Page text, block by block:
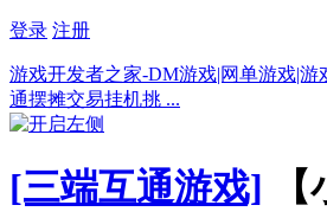
登录 注册
游戏开发者之家-DM游戏|网单游戏|
通摆摊交易挂机挑 ...
[三端互通游戏]